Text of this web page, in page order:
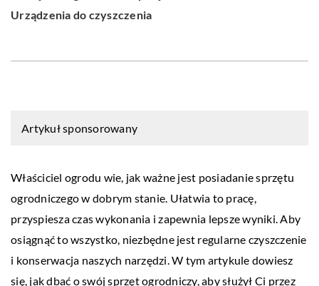
Urządzenia do czyszczenia
Artykuł sponsorowany
Właściciel ogrodu wie, jak ważne jest posiadanie sprzętu
ogrodniczego w dobrym stanie. Ułatwia to pracę,
przyspiesza czas wykonania i zapewnia lepsze wyniki. Aby
osiągnąć to wszystko, niezbędne jest regularne czyszczenie
i konserwacja naszych narzędzi. W tym artykule dowiesz
się, jak dbać o swój sprzęt ogrodniczy, aby służył Ci przez